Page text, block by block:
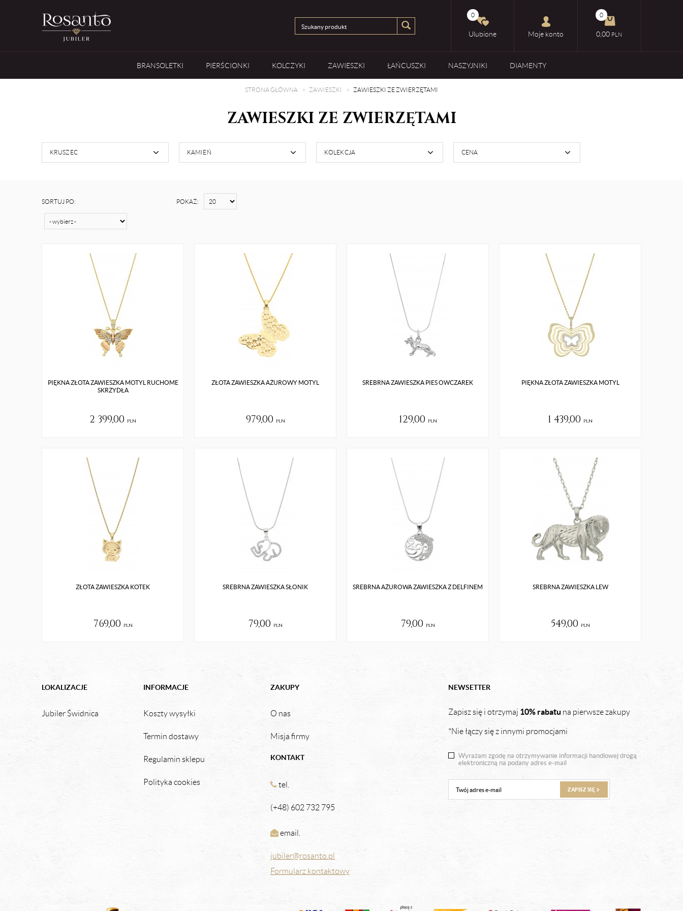
0
Ulubione Moje konto
0
0,00 PLN
BRANSOLETKI PIERŚCIONKI KOLCZYKI ZAWIESZKI ŁAŃCUSZKI NASZYJNIKI DIAMENTY
STRONA GŁÓWNA ZAWIESZKI ZAWIESZKI ZE ZWIERZĘTAMI
ZAWIESZKI ZE ZWIERZĘTAMI
KRUSZEC KAMIEŃ KOLEKCJA CENA
SORTUJ PO: POKAŻ:
PIĘKNA ZŁOTA ZAWIESZKA MOTYL RUCHOME
SKRZYDŁA
2 399,00 pln
ZŁOTA ZAWIESZKA AŻUROWY MOTYL
979,00 pln
SREBRNA ZAWIESZKA PIES OWCZAREK
129,00 pln
PIĘKNA ZŁOTA ZAWIESZKA MOTYL
1 439,00 pln
ZŁOTA ZAWIESZKA KOTEK
769,00 pln
SREBRNA ZAWIESZKA SŁONIK
79,00 pln
SREBRNA AŻUROWA ZAWIESZKA Z DELFINEM
79,00 pln
SREBRNA ZAWIESZKA LEW
549,00 pln
NEWSETTER
Zapisz się i otrzymaj 10% rabatu na pierwsze zakupy
*Nie łączy się z innymi promocjami
Wyrażam zgodę na otrzymywanie informacji handlowej drogą
elektroniczną na podany adres e-mail
ZAPISZ SIĘ
LOKALIZACJE
Jubiler Świdnica
INFORMACJE
Koszty wysyłki
Termin dostawy
Regulamin sklepu
Polityka cookies
ZAKUPY
O nas
Misja firmy
KONTAKT
tel.
(+48) 602 732 795
email.
jubiler@rosanto.pl
Formularz kontaktowy